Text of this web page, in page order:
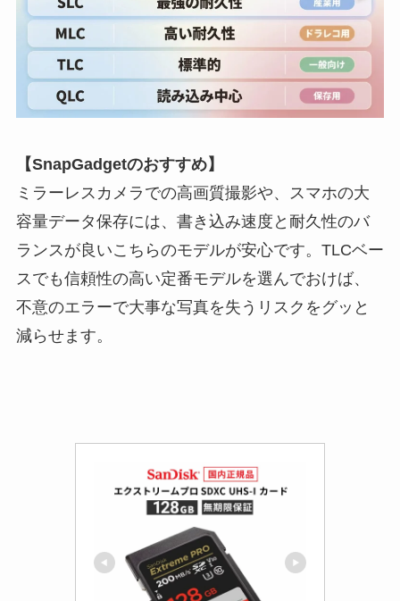
【SnapGadgetのおすすめ】
ミラーレスカメラでの高画質撮影や、スマホの大
容量データ保存には、書き込み速度と耐久性のバ
ランスが良いこちらのモデルが安心です。TLCベー
スでも信頼性の高い定番モデルを選んでおけば、
不意のエラーで大事な写真を失うリスクをグッと
減らせます。